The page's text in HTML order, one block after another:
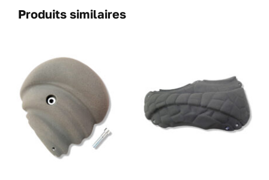
Produits similaires
CHOIX DES OPTIONS
PRODUIT
PLUSIEURS
VARIATIONS.
DETAILS